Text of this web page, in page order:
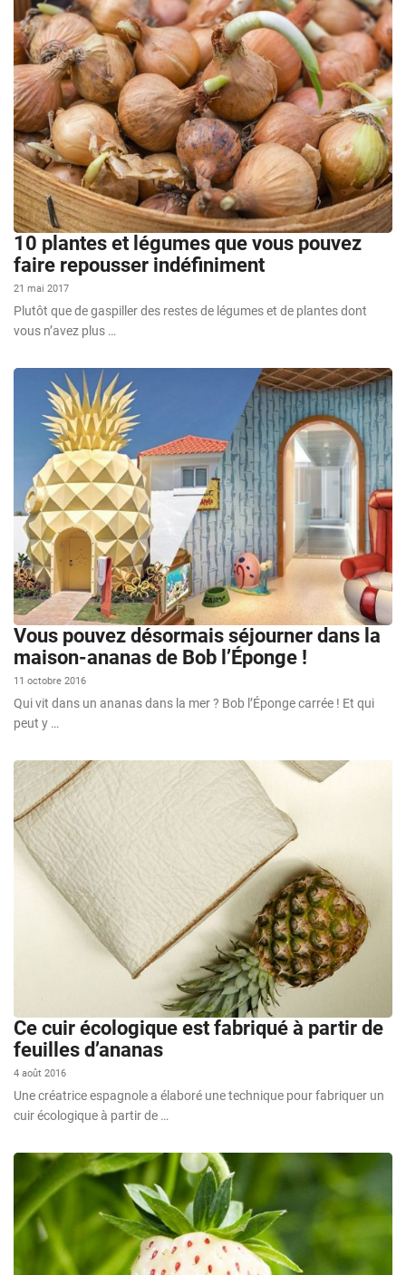
10 plantes et légumes que vous pouvez
faire repousser indéfiniment
21 mai 2017
Plutôt que de gaspiller des restes de légumes et de plantes dont
vous n’avez plus …
Vous pouvez désormais séjourner dans la
maison-ananas de Bob l’Éponge !
11 octobre 2016
Qui vit dans un ananas dans la mer ? Bob l’Éponge carrée ! Et qui
peut y …
Ce cuir écologique est fabriqué à partir de
feuilles d’ananas
4 août 2016
Une créatrice espagnole a élaboré une technique pour fabriquer un
cuir écologique à partir de …